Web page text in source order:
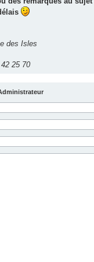
des Isles
25 70